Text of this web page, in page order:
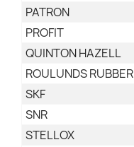
PATRON
PROFIT
QUINTON HAZELL
ROULUNDS RUBBER
SKF
SNR
STELLOX